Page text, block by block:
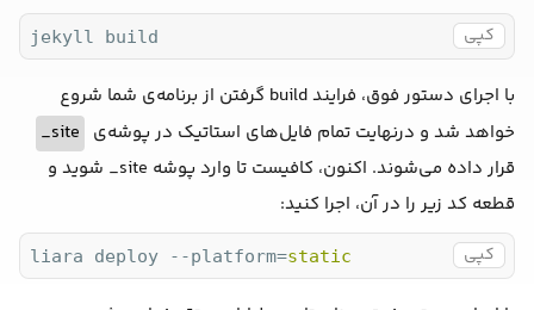
کپی jekyll build
با اجرای دستور فوق، فرایند build گرفتن از برنامه‌ی شما شروع
خواهد شد و درنهایت تمام فایل‌های استاتیک در پوشه‌ی site_
قرار داده می‌شوند. اکنون، کافیست تا وارد پوشه site_ شوید و
قطعه کد زیر را در آن، اجرا کنید:
کپی liara deploy --platform=static